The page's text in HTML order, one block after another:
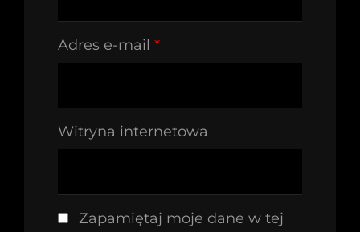
Adres e-mail *
Witryna internetowa
Zapamiętaj moje dane w tej